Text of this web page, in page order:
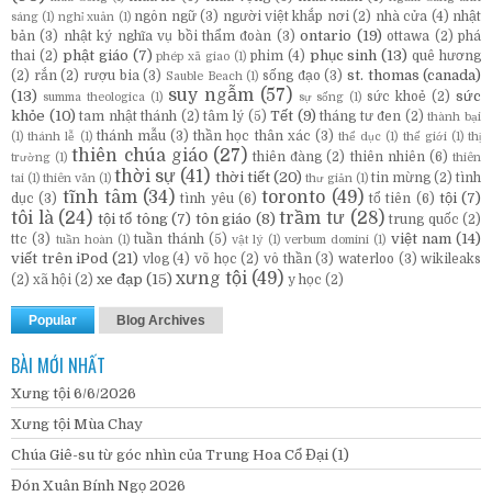
sáng (1) nghỉ xuân (1) ngôn ngữ (3) người việt khắp nơi (2) nhà cửa (4) nhật
bản (3) nhật ký nghĩa vụ bồi thẩm đoàn (3) ontario (19) ottawa (2) phá
thai (2) phật giáo (7) phép xã giao (1) phim (4) phục sinh (13) quê hương
(2) rắn (2) rượu bia (3) Sauble Beach (1) sống đạo (3) st. thomas (canada)
(13)
summa theologica (1) suy ngẫm (57) sự sống (1) sức khoẻ (2) sức
khỏe (10) tam nhật thánh (2) tâm lý (5) Tết (9) tháng tư đen (2) thành bại
(1) thánh lễ (1) thánh mẫu (3) thần học thân xác (3) thể dục (1) thế giới (1) thị
trường (1) thiên chúa giáo (27) thiên đàng (2) thiên nhiên (6) thiên
tai (1) thiên văn (1) thời sự (41) thời tiết (20) thư giản (1) tin mừng (2) tình
dục (3) tĩnh tâm (34) tình yêu (6) toronto (49) tổ tiên (6) tội (7)
tôi là (24) tội tổ tông (7) tôn giáo (8) trầm tư (28) trung quốc (2)
ttc (3) tuần hoàn (1) tuần thánh (5) vật lý (1) verbum domini (1) việt nam (14)
viết trên iPod (21) vlog (4) võ học (2) vô thần (3) waterloo (3) wikileaks
(2) xã hội (2) xe đạp (15) xưng tội (49) y học (2)
Popular Blog Archives
BÀI MỚI NHẤT
Xưng tội 6/6/2026
Xưng tội Mùa Chay
Chúa Giê-su từ góc nhìn của Trung Hoa Cổ Đại (1)
Đón Xuân Bính Ngọ 2026